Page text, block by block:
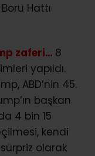
Hattı
zaferi… 8
yapıldı.
ABD’nin 45.
başkan
4 bin 15
kendi
olarak